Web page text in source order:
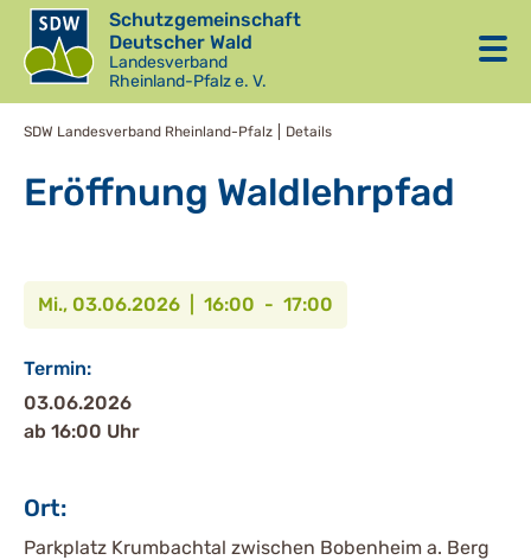
Schutzgemeinschaft
Deutscher Wald
Landesverband
Rheinland-Pfalz e. V.
SDW Landesverband Rheinland-Pfalz Details
Eröffnung Waldlehrpfad
Mi., 03.06.2026 | 16:00 - 17:00
Termin:
03.06.2026
ab 16:00 Uhr
Ort:
Parkplatz Krumbachtal zwischen Bobenheim a. Berg